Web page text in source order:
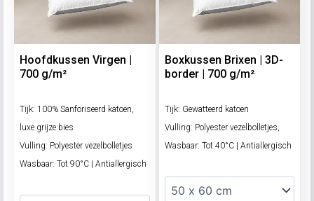
Hoofdkussen Virgen |
700 g/m²
Tijk: 100% Sanforiseerd katoen,
luxe grijze bies
Vulling: Polyester vezelbolletjes
Wasbaar: Tot 90°C | Antiallergisch
Boxkussen Brixen | 3D-
border | 700 g/m²
Tijk: Gewatteerd katoen
Vulling: Polyester vezelbolletjes,
Wasbaar: Tot 40°C | Antiallergisch